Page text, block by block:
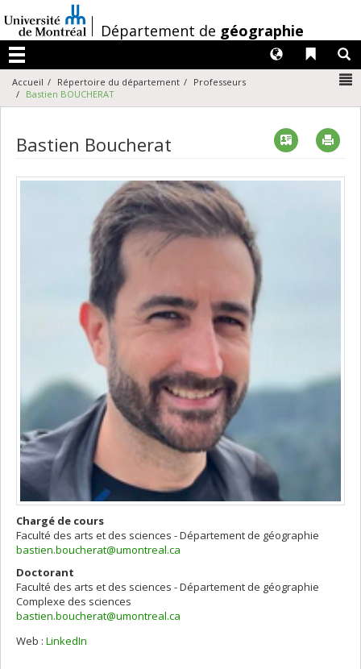
au
contenu
/Département de géographie
Menu
Liens
Langues
Accueil Répertoire du département
Professeurs
Bastien BOUCHERAT
Bastien Boucherat Vcard
Chargé de cours
Faculté des arts et des sciences - Département de géographie
bastien.boucherat@umontreal.ca
Doctorant
Faculté des arts et des sciences - Département de géographie
Complexe des sciences
bastien.boucherat@umontreal.ca
Web : LinkedIn